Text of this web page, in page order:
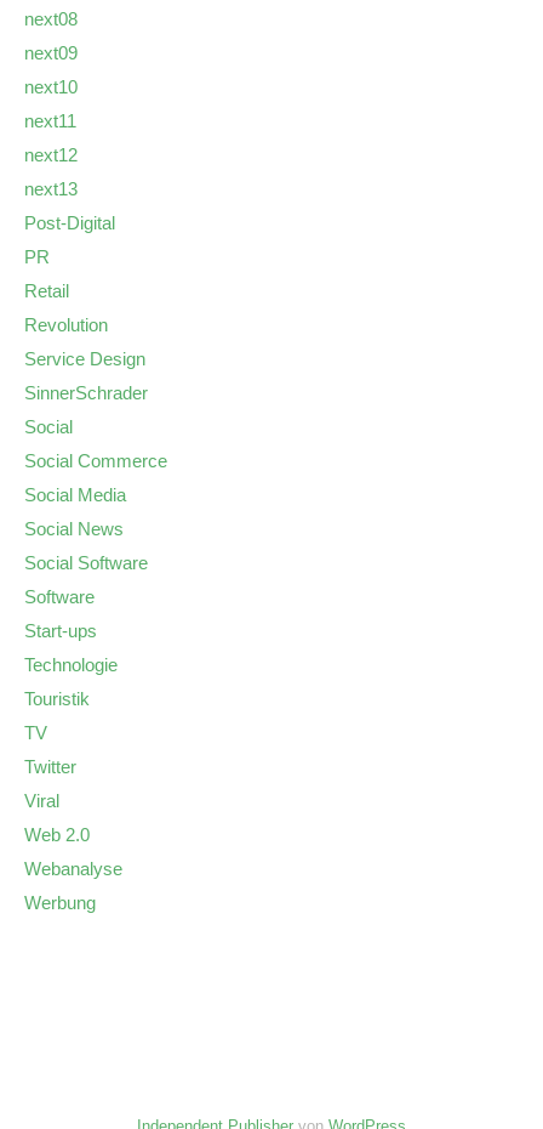
next08
next09
next10
next11
next12
next13
Post-Digital
PR
Retail
Revolution
Service Design
SinnerSchrader
Social
Social Commerce
Social Media
Social News
Social Software
Software
Start-ups
Technologie
Touristik
TV
Twitter
Viral
Web 2.0
Webanalyse
Werbung